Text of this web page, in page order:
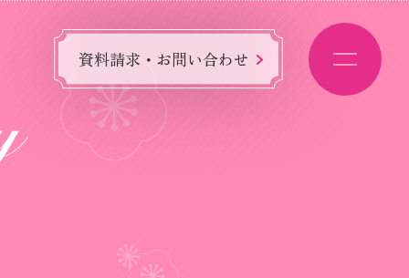
資料請求・お問い合わせ